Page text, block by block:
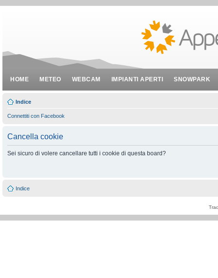
HOME METEO WEBCAM IMPIANTI APERTI SNOWPARK
Indice
Connettiti con Facebook
Cancella cookie
Sei sicuro di volere cancellare tutti i cookie di questa board?
Indice